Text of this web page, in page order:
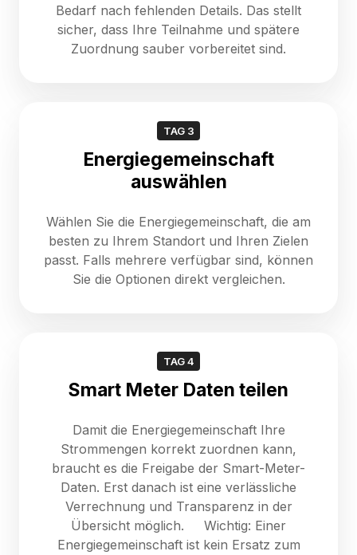
Bedarf nach fehlenden Details. Das stellt
sicher, dass Ihre Teilnahme und spätere
Zuordnung sauber vorbereitet sind.
TAG 3
Energiegemeinschaft
auswählen
Wählen Sie die Energiegemeinschaft, die am
besten zu Ihrem Standort und Ihren Zielen
passt. Falls mehrere verfügbar sind, können
Sie die Optionen direkt vergleichen.
TAG 4
Smart Meter Daten teilen
Damit die Energiegemeinschaft Ihre
Strommengen korrekt zuordnen kann,
braucht es die Freigabe der Smart-Meter-
Daten. Erst danach ist eine verlässliche
Verrechnung und Transparenz in der
Übersicht möglich. Wichtig: Einer
Energiegemeinschaft ist kein Ersatz zum